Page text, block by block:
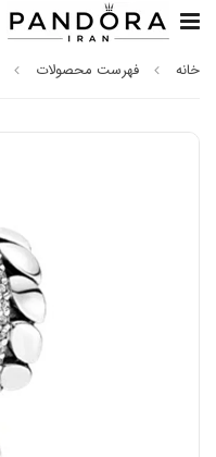
خانه فهرست محصولات